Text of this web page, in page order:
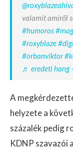
valamit amiről
#humoros
#roxyblaze
#orbanviktor
♬ eredeti hang
A
helyzete a
százalék pedig
KDNP szavazói